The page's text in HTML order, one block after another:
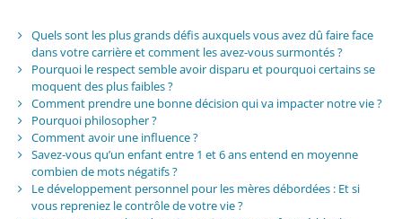
Quels sont les plus grands défis auxquels vous avez dû faire face
dans votre carrière et comment les avez-vous surmontés ?
Pourquoi le respect semble avoir disparu et pourquoi certains se
moquent des plus faibles ?
Comment prendre une bonne décision qui va impacter notre vie ?
Pourquoi philosopher ?
Comment avoir une influence ?
Savez-vous qu’un enfant entre 1 et 6 ans entend en moyenne
combien de mots négatifs ?
Le développement personnel pour les mères débordées : Et si
vous repreniez le contrôle de votre vie ?